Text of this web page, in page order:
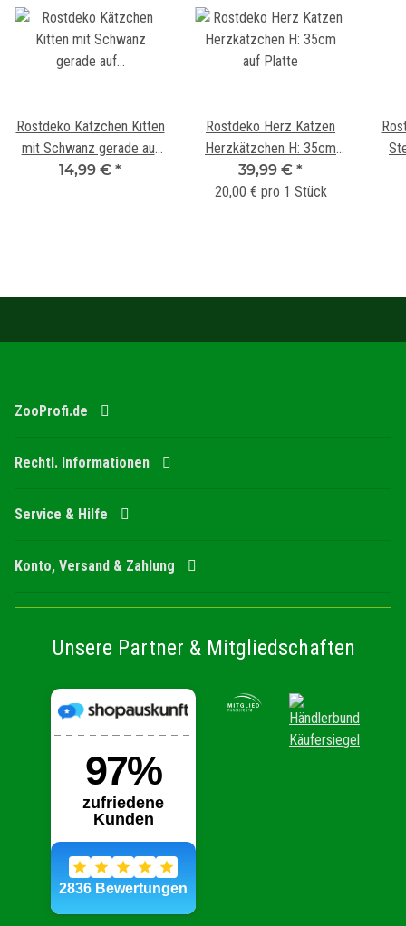
Rostdeko Kätzchen Kitten
mit Schwanz gerade auf
Platte Hca.20-25cm Bc.
14,99 € *
Rostdeko Herz Katzen
Herzkätzchen H: 35cm
auf Platte
39,99 € *
20,00 € pro 1 Stück
ZooProfi.de
Rechtl. Informationen
Service & Hilfe
Konto, Versand & Zahlung
Unsere Partner & Mitgliedschaften